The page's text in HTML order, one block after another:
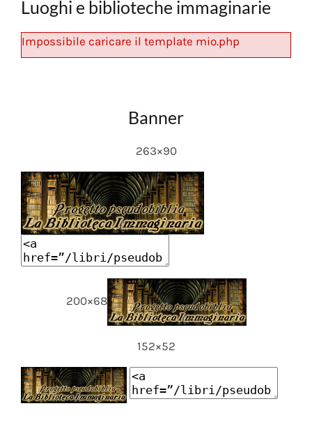
Luoghi e biblioteche immaginarie
Impossibile caricare il template mio.php
Banner
263×90
200×68
152×52